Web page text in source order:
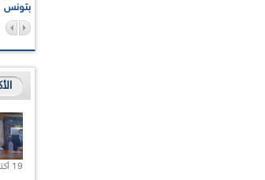
بتونس
19 أكتوبر 2020 |